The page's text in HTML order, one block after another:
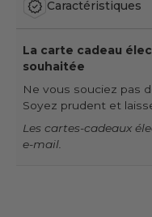
Caractéristiques
La carte cadeau
souhaitée
Ne vous souciez pas
Soyez prudent et
Les cartes-cadeaux
e-mail.